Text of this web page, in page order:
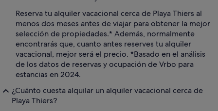
Reserva tu alquiler vacacional cerca de Playa Thiers al
menos dos meses antes de viajar para obtener la mejor
selección de propiedades.* Además, normalmente
encontrarás que, cuanto antes reserves tu alquiler
vacacional, mejor será el precio. *Basado en el análisis
de los datos de reservas y ocupación de Vrbo para
estancias en 2024.
¿Cuánto cuesta alquilar un alquiler vacacional cerca de
Playa Thiers?